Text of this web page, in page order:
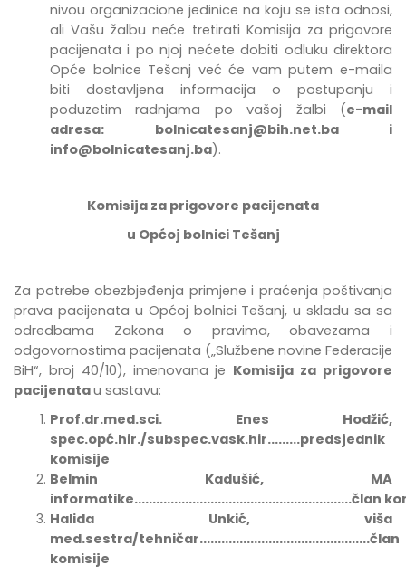
nivou organizacione jedinice na koju se ista odnosi,
ali Vašu žalbu neće tretirati Komisija za prigovore
pacijenata i po njoj nećete dobiti odluku direktora
Opće bolnice Tešanj već će vam putem e-maila
biti dostavljena informacija o postupanju i
poduzetim radnjama po vašoj žalbi (e-mail
adresa: bolnicatesanj@bih.net.bai
info@bolnicatesanj.ba).
Komisija za prigovore pacijenata
u Općoj bolnici Tešanj
Za potrebe obezbjeđenja primjene i praćenja poštivanja
prava pacijenata u Općoj bolnici Tešanj,u skladu sa sa
odredbama Zakona o pravima, obavezama i
odgovornostima pacijenata („Službene novine Federacije
BiH“, broj 40/10), imenovana je Komisija za prigovore
pacijenatau sastavu:
Prof.dr.med.sci. Enes Hodžić,
spec.opć.hir./subspec.vask.hir.........predsjednik
komisije
Belmin Kadušić, MA
informatike............................................................član
Halida Unkić, viša
med.sestra/tehničar...............................................član
komisije